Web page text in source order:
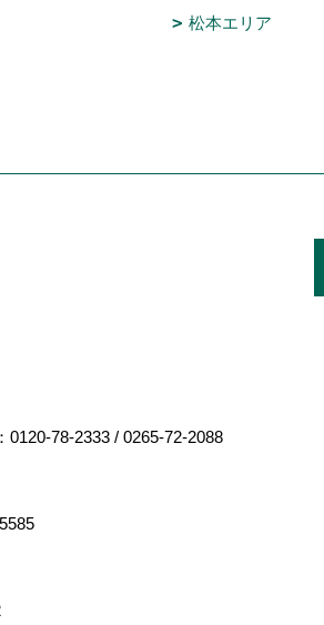
松本エリア
0120-78-2333 / 0265-72-2088